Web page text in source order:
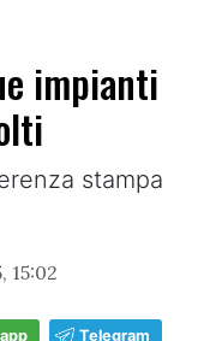
impianti
stampa
15:02
Telegram